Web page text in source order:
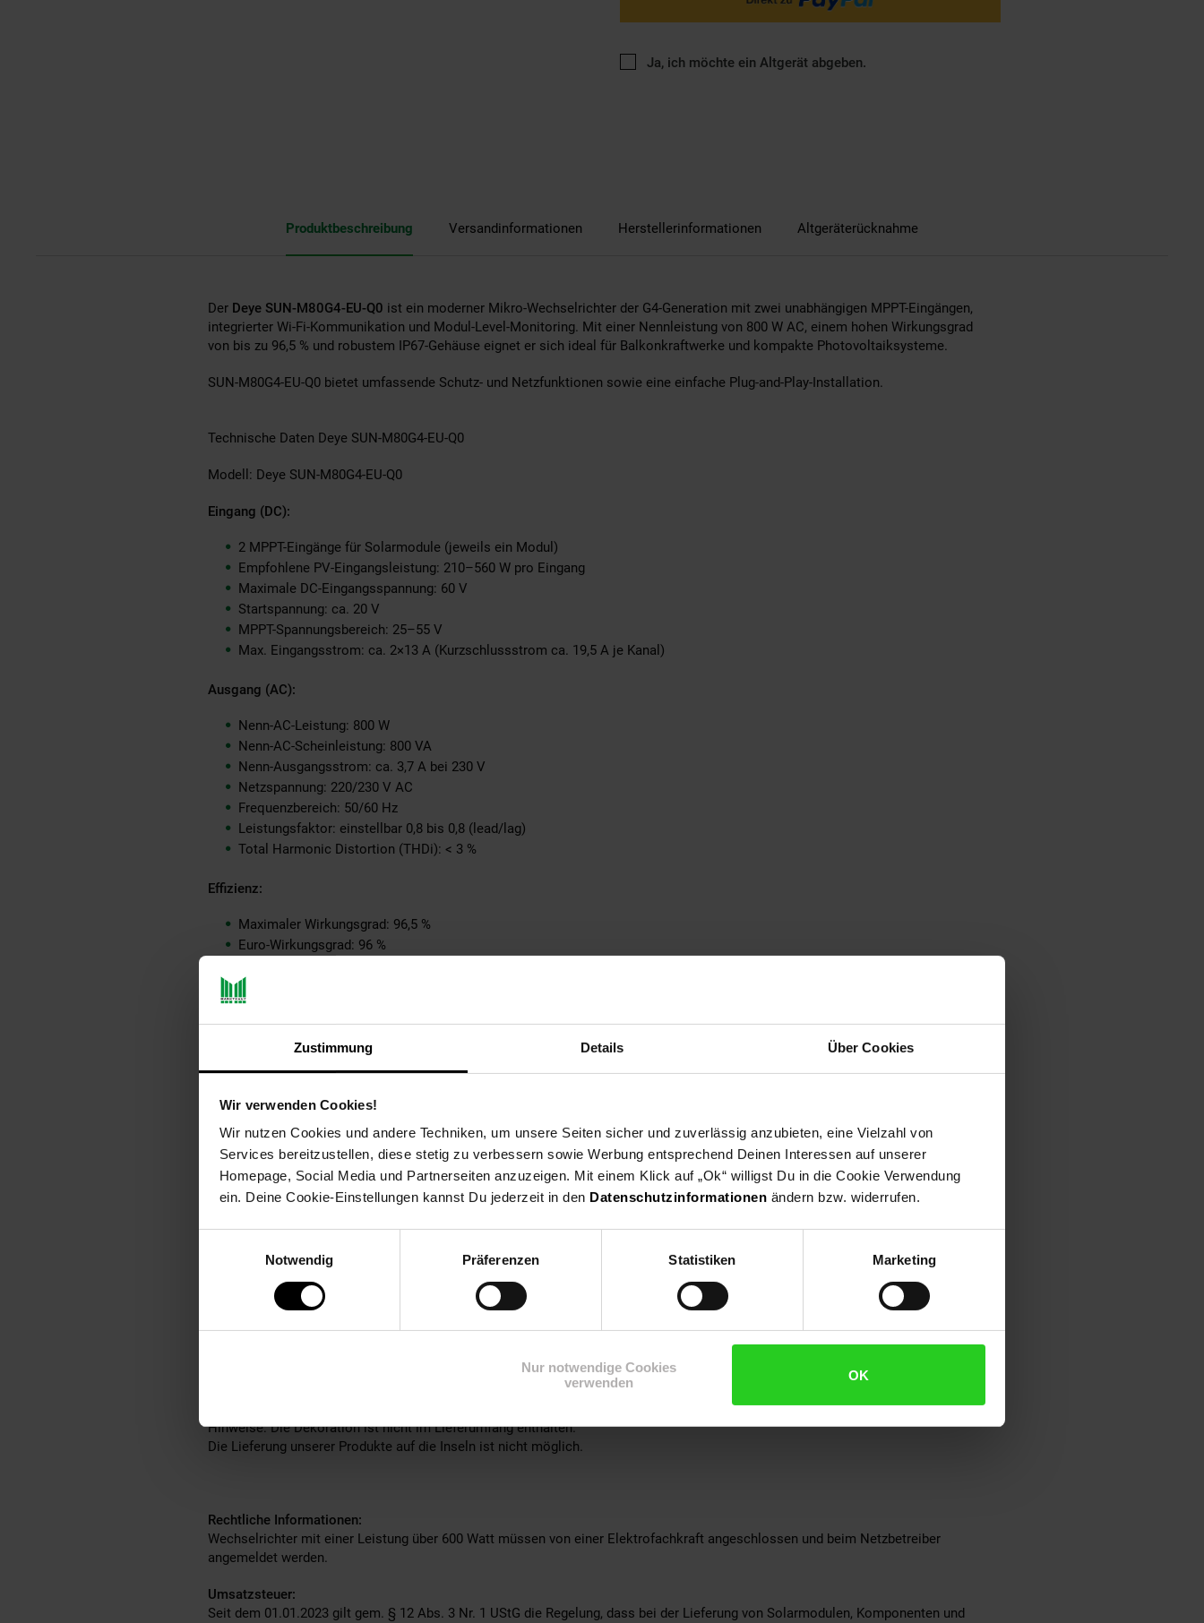
Zustimmung Details Über Cookies
Wir verwenden Cookies!
Wir nutzen Cookies und andere Techniken, um unsere Seiten sicher und zuverlässig anzubieten, eine Vielzahl von
Services bereitzustellen, diese stetig zu verbessern sowie Werbung entsprechend Deinen Interessen auf unserer
Homepage, Social Media und Partnerseiten anzuzeigen. Mit einem Klick auf „Ok“ willigst Du in die Cookie Verwendung
ein. Deine Cookie-Einstellungen kannst Du jederzeit in den Datenschutzinformationen ändern bzw. widerrufen.
Notwendig
Präferenzen Statistiken Marketing
Nur notwendige Cookies
verwenden
OK
Ja, ich möchte ein Altgerät abgeben.
Produktbeschreibung Versandinformationen Herstellerinformationen Altgeräterücknahme
Der Deye SUN-M80G4-EU-Q0 ist ein moderner Mikro-Wechselrichter der G4-Generation mit zwei unabhängigen MPPT-Eingängen,
integrierter Wi-Fi-Kommunikation und Modul-Level-Monitoring. Mit einer Nennleistung von 800 W AC, einem hohen Wirkungsgrad
von bis zu 96,5 % und robustem IP67-Gehäuse eignet er sich ideal für Balkonkraftwerke und kompakte Photovoltaiksysteme.
SUN-M80G4-EU-Q0 bietet umfassende Schutz- und Netzfunktionen sowie eine einfache Plug-and-Play-Installation.
Technische Daten Deye SUN-M80G4-EU-Q0
Modell: Deye SUN-M80G4-EU-Q0
Eingang (DC):
2 MPPT-Eingänge für Solarmodule (jeweils ein Modul)
Empfohlene PV-Eingangsleistung: 210–560 W pro Eingang
Maximale DC-Eingangsspannung: 60 V
Startspannung: ca. 20 V
MPPT-Spannungsbereich: 25–55 V
Max. Eingangsstrom: ca. 2×13 A (Kurzschlussstrom ca. 19,5 A je Kanal)
Ausgang (AC):
Nenn-AC-Leistung: 800 W
Nenn-AC-Scheinleistung: 800 VA
Nenn-Ausgangsstrom: ca. 3,7 A bei 230 V
Netzspannung: 220/230 V AC
Frequenzbereich: 50/60 Hz
Leistungsfaktor: einstellbar 0,8 bis 0,8 (lead/lag)
Total Harmonic Distortion (THDi): < 3 %
Effizienz:
Maximaler Wirkungsgrad: 96,5 %
Euro-Wirkungsgrad: 96 %
Nachtverbrauch: ca. 50 mW
Abmessungen & Schutz:
Schutzart: IP67 (staub- und wasserdicht)
Kühlung: natürliche Konvektion (passiv, lüfterlos)
Kommunikation / Monitoring:
Schutz & Sicherheit:
DC-Verpolungsschutz, AC Überstrom/Überspannungsschutz, Kurzschlussschutz, thermischer Schutz, Anti-Islanding
1 x DEYE SUN-M80G4-EU-Q0 800W Micro-Wechselrichter
Hinweise: Die Dekoration ist nicht im Lieferumfang enthalten.
Die Lieferung unserer Produkte auf die Inseln ist nicht möglich.
Rechtliche Informationen:
Wechselrichter mit einer Leistung über 600 Watt müssen von einer Elektrofachkraft angeschlossen und beim Netzbetreiber
angemeldet werden.
Umsatzsteuer:
Seit dem 01.01.2023 gilt gem. § 12 Abs. 3 Nr. 1 UStG die Regelung, dass bei der Lieferung von Solarmodulen, Komponenten und